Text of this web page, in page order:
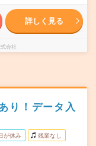
詳しく見る
会社
り！データ入
が休み 残業なし